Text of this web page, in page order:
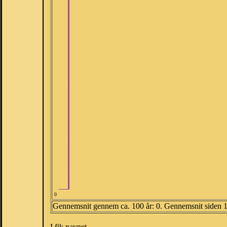
0
Gennemsnit gennem ca. 100 år: 0. Gennemsnit siden